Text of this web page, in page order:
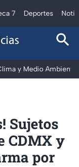
7 Deportes
y Medio Ambiente
Sujetos
CDMX y
por